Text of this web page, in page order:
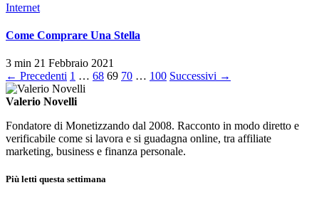
Internet
Come Comprare Una Stella
3 min 21 Febbraio 2021
Paginazione
degli
articoli
← Precedenti 1 … 68 69 70 … 100 Successivi →
Valerio Novelli
Fondatore di Monetizzando dal 2008. Racconto in modo diretto e
verificabile come si lavora e si guadagna online, tra affiliate
marketing, business e finanza personale.
Più letti questa settimana